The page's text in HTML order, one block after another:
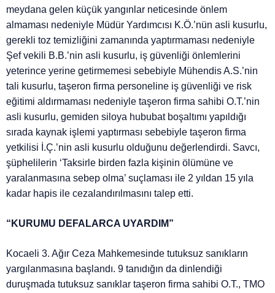
meydana gelen küçük yangınlar neticesinde önlem
almaması nedeniyle Müdür Yardımcısı K.Ö.’nün asli kusurlu,
gerekli toz temizliğini zamanında yaptırmaması nedeniyle
Şef vekili B.B.’nin asli kusurlu, iş güvenliği önlemlerini
yeterince yerine getirmemesi sebebiyle Mühendis A.S.’nin
tali kusurlu, taşeron firma personeline iş güvenliği ve risk
eğitimi aldırmaması nedeniyle taşeron firma sahibi O.T.’nin
asli kusurlu, gemiden siloya hububat boşaltımı yapıldığı
sırada kaynak işlemi yaptırması sebebiyle taşeron firma
yetkilisi İ.Ç.’nin asli kusurlu olduğunu değerlendirdi. Savcı,
şüphelilerin ‘Taksirle birden fazla kişinin ölümüne ve
yaralanmasına sebep olma’ suçlaması ile 2 yıldan 15 yıla
kadar hapis ile cezalandırılmasını talep etti.
“KURUMU DEFALARCA UYARDIM”
Kocaeli 3. Ağır Ceza Mahkemesinde tutuksuz sanıkların
yargılanmasına başlandı. 9 tanıdığın da dinlendiği
duruşmada tutuksuz sanıklar taşeron firma sahibi O.T., TMO